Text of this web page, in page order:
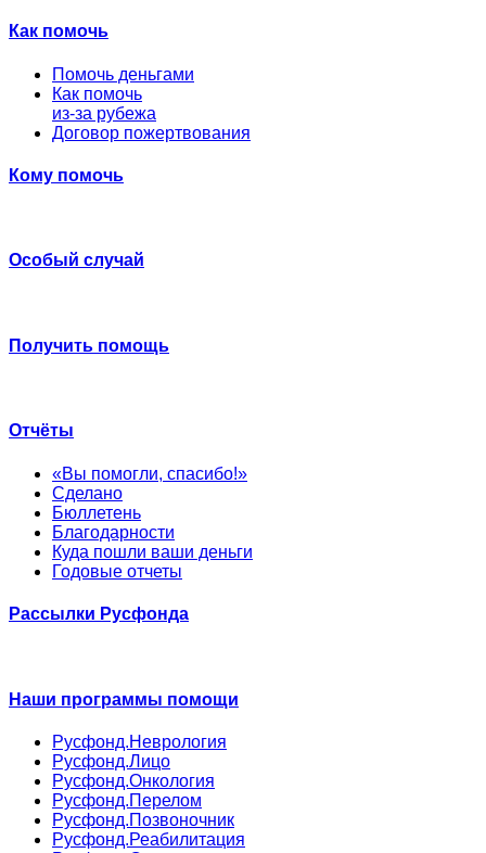
Как помочь
Помочь деньгами
Как помочь
из-за рубежа
Договор пожертвования
Кому помочь
Особый случай
Получить помощь
Отчёты
«Вы помогли, спасибо!»
Сделано
Бюллетень
Благодарности
Куда пошли ваши деньги
Годовые отчеты
Рассылки Русфонда
Наши программы помощи
Русфонд.Неврология
Русфонд.Лицо
Русфонд.Онкология
Русфонд.Перелом
Русфонд.Позвоночник
Русфонд.Реабилитация